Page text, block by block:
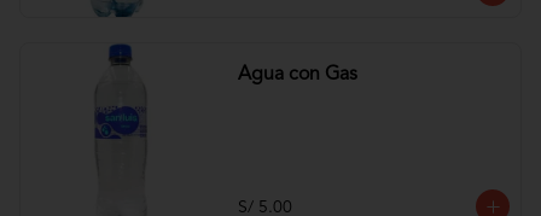
Agua con Gas
S/ 5.00